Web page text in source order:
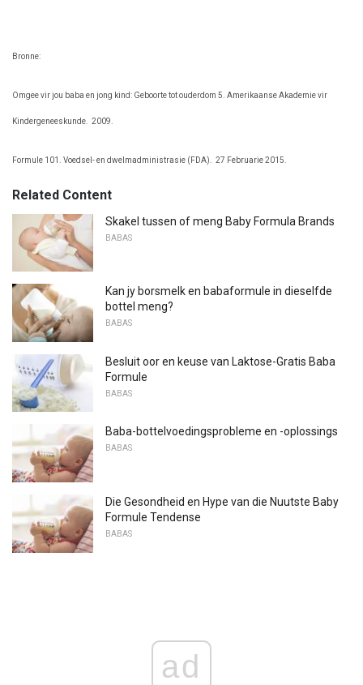
Bronne:
Omgee vir jou baba en jong kind: Geboorte tot ouderdom 5. Amerikaanse Akademie vir
Kindergeneeskunde. 2009.
Formule 101. Voedsel- en dwelmadministrasie (FDA). 27 Februarie 2015.
Related Content
Skakel tussen of meng Baby Formula Brands
BABAS
Kan jy borsmelk en babaformule in dieselfde
bottel meng?
BABAS
Besluit oor en keuse van Laktose-Gratis Baba
Formule
BABAS
Baba-bottelvoedingsprobleme en -oplossings
BABAS
Die Gesondheid en Hype van die Nuutste Baby
Formule Tendense
BABAS
ad